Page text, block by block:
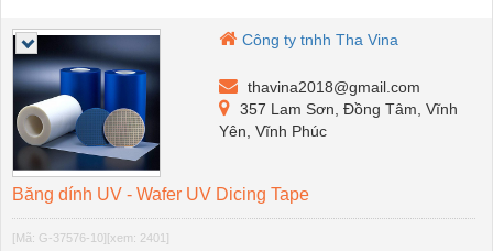
Công ty tnhh Tha Vina
thavina2018@gmail.com
357 Lam Sơn, Đồng Tâm, Vĩnh
Yên, Vĩnh Phúc
Băng dính UV - Wafer UV Dicing Tape
[Mã: G-37576-10] [xem: 2401]